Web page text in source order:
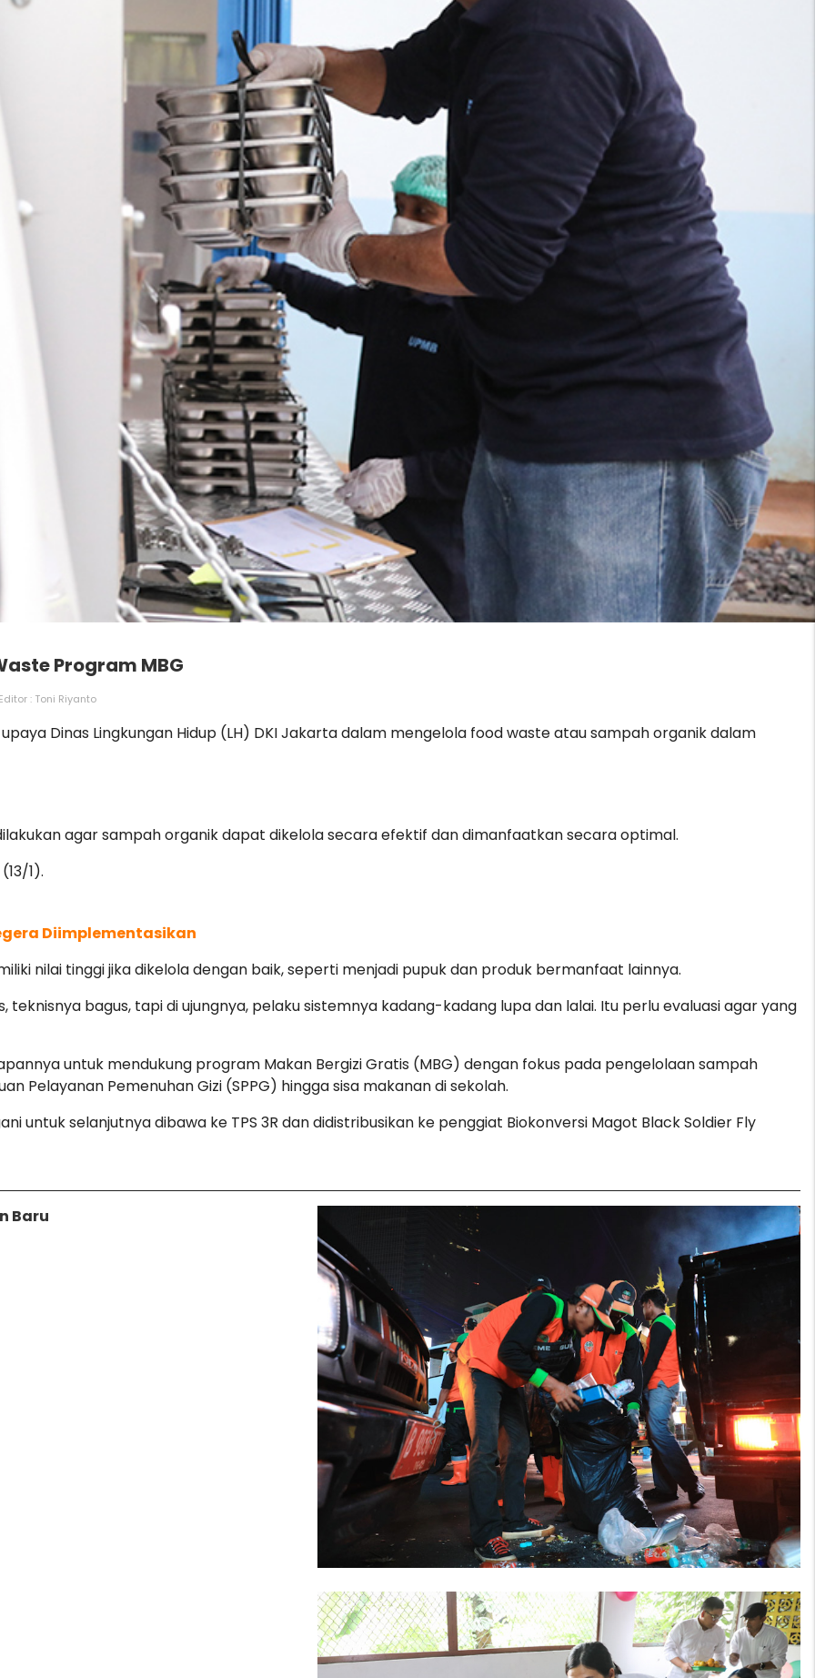
Program MBG
Editor : Toni Riyanto
Dinas Lingkungan Hidup (LH) DKI Jakarta dalam mengelola food waste atau sampah organik dalam
agar sampah organik dapat dikelola secara efektif dan dimanfaatkan secara optimal.
1).
Diimplementasikan
nilai tinggi jika dikelola dengan baik, seperti menjadi pupuk dan produk bermanfaat lainnya.
bagus, tapi di ujungnya, pelaku sistemnya kadang-kadang lupa dan lalai. Itu perlu evaluasi agar yang
untuk mendukung program Makan Bergizi Gratis (MBG) dengan fokus pada pengelolaan sampah
Pelayanan Pemenuhan Gizi (SPPG) hingga sisa makanan di sekolah.
untuk selanjutnya dibawa ke TPS 3R dan didistribusikan ke penggiat Biokonversi Magot Black Soldier Fly
Baru